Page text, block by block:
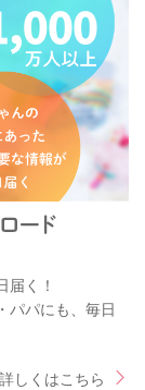
届く！
パパにも、毎日
詳しくはこちら